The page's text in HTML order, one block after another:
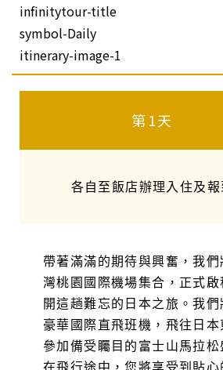
第1天
各自至飯店辦理入住及報
帶著滿滿的期待與興奮，我們
灣桃園國際機場集合，正式啟
開這趟難忘的日本之旅。我們
豪華國際直飛班機，飛往日本
參加備受矚目的富士山馬拉松